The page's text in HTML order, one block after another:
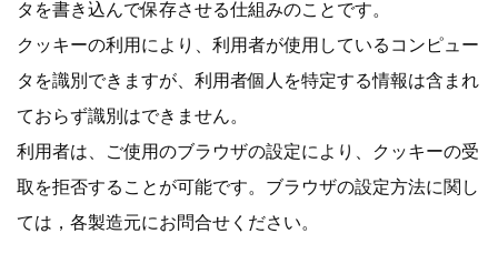
タを書き込んで保存させる仕組みのことです。
クッキーの利用により、利用者が使用しているコンピュー
タを識別できますが、利用者個人を特定する情報は含まれ
ておらず識別はできません。
利用者は、ご使用のブラウザの設定により、クッキーの受
取を拒否することが可能です。ブラウザの設定方法に関し
ては，各製造元にお問合せください。